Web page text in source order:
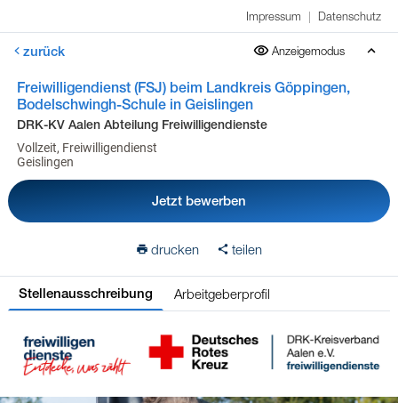
Impressum | Datenschutz
zurück Anzeigemodus
Freiwilligendienst (FSJ) beim Landkreis Göppingen,
Bodelschwingh-Schule in Geislingen
DRK-KV Aalen Abteilung Freiwilligendienste
Vollzeit, Freiwilligendienst
Geislingen
Jetzt bewerben
drucken teilen
Stellenausschreibung Arbeitgeberprofil